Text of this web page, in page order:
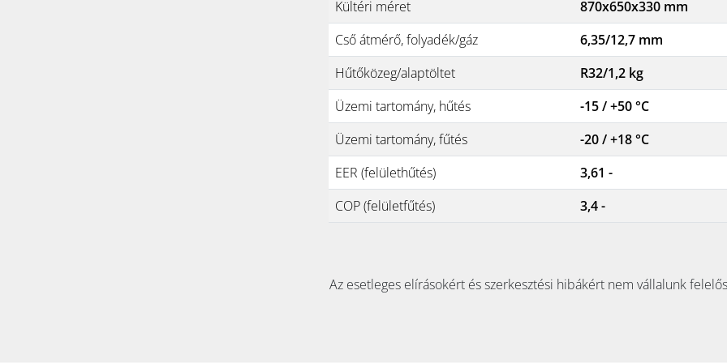
Kültéri méret
870x650x330 mm
Cső átmérő, folyadék/gáz
6,35/12,7 mm
Hűtőközeg/alaptöltet
R32/1,2 kg
Üzemi tartomány, hűtés
-15 / +50 °C
Üzemi tartomány, fűtés
-20 / +18 °C
EER (felülethűtés)
3,61 -
COP (felületfűtés)
3,4 -
Az esetleges elírásokért és szerkesztési hibákért nem vállalunk